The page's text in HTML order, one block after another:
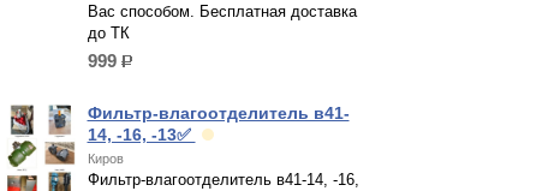
Вас способом. Бесплатная доставка
до ТК
999 р.
Фильтр-влагоотделитель в41-
14, -16, -13✅
Киров
Фильтр-влагоотделитель в41-14, -16,